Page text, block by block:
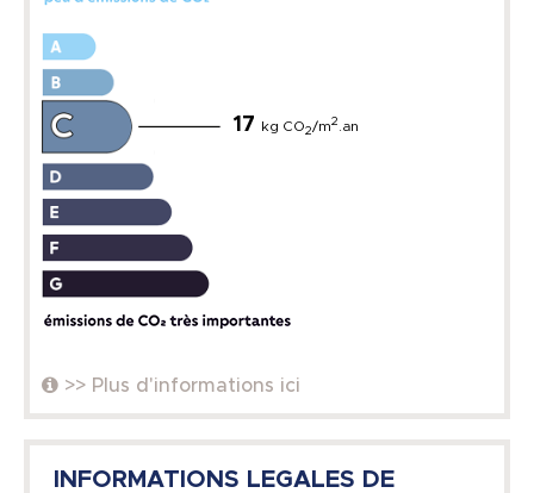
17 kg CO2/m2 .an
>> Plus d'informations ici
INFORMATIONS LEGALES DE